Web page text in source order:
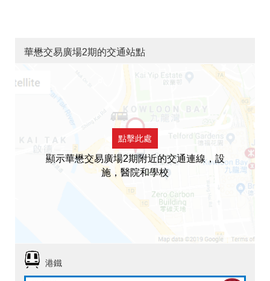
華懋交易廣場2期的交通站點
點擊此處
顯示華懋交易廣場2期附近的交通連線，設
施，醫院和學校
港鐵